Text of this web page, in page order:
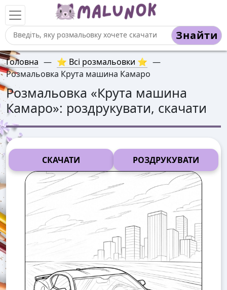
Знайти
Головна — ⭐ Всі розмальовки ⭐ —
Розмальовка Крута машина Камаро
Розмальовка «Крута машина
Камаро»: роздрукувати, скачати
СКАЧАТИ РОЗДРУКУВАТИ